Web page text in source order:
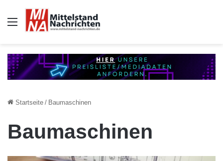
Auswahl
Startseite / Baumaschinen
Baumaschinen